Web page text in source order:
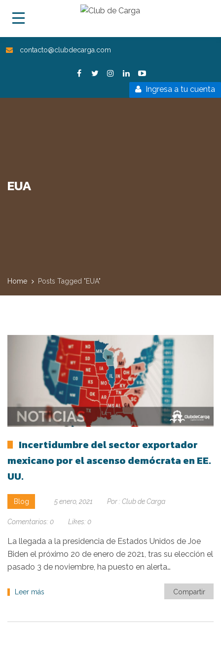
contacto@clubdecarga.com
Ingresa a tu cuenta
EUA
Home Posts Tagged "EUA"
Incertidumbre del sector exportador
mexicano por el ascenso demócrata en EE.
UU.
Blog 5 enero, 2021 Por : Club de Carga
Comentarios: 0 Likes: 0
La llegada a la presidencia de Estados Unidos de Joe
Biden el próximo 20 de enero de 2021, tras su elección el
pasado 3 de noviembre, ha puesto en alerta…
Leer más Compartir